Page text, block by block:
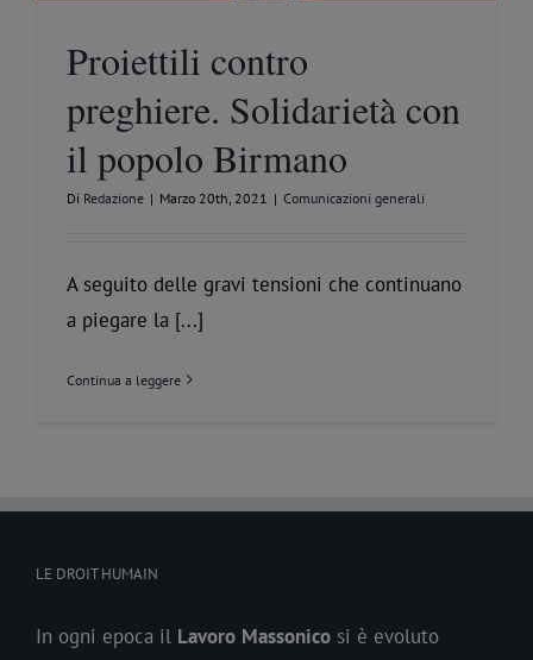
Proiettili contro
preghiere. Solidarietà con
il popolo Birmano
Di Redazione | Marzo 20th, 2021 | Comunicazioni generali
A seguito delle gravi tensioni che continuano
a piegare la [...]
Continua a leggere
LE DROIT HUMAIN
In ogni epoca il Lavoro Massonico si è evoluto